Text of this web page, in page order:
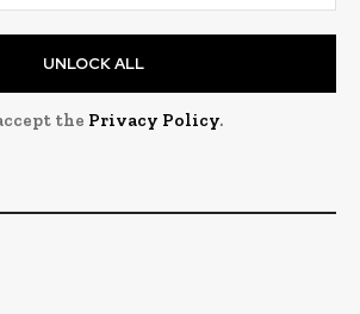
UNLOCK ALL
the Privacy Policy.